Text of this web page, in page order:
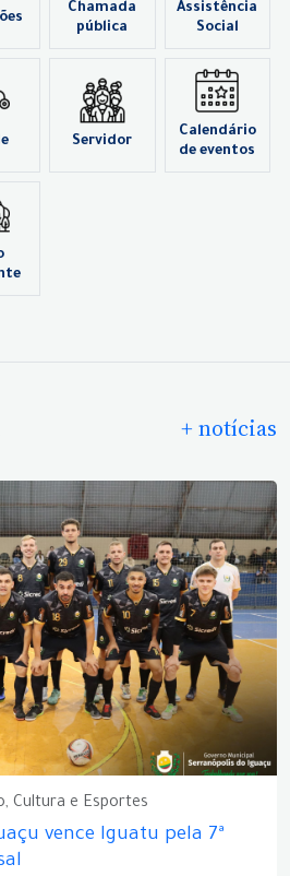
Chamada
pública
Assistência
Social
Servidor
Calendário
de eventos
+ notícias
Cultura e Esportes
vence Iguatu pela 7ª